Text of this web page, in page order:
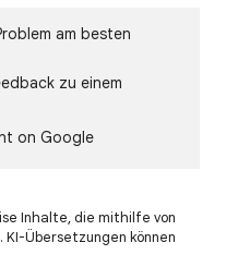
am besten
zu einem
on Google
Inhalte, die mithilfe von
Übersetzungen können